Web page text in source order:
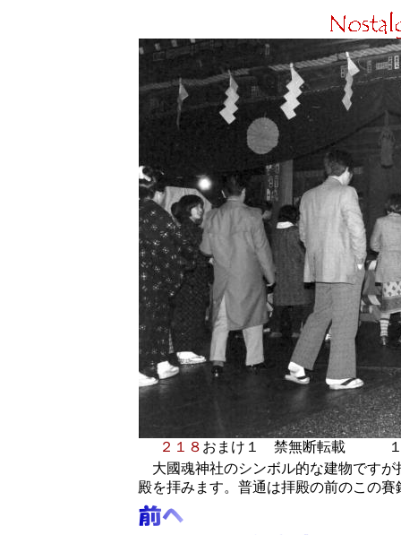
２１８ おまけ１
禁無断転載 １
大國魂神社のシンボル的な建物ですが
殿を拝みます。普通は拝殿の前のこの